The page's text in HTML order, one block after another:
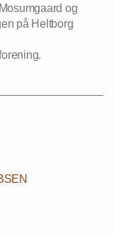
og
på Heltborg